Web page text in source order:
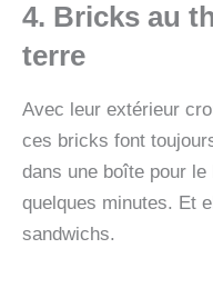
4. Bricks au
terre
Avec leur extérieur
ces bricks font
dans une boîte pour
quelques minutes. Et
sandwichs.